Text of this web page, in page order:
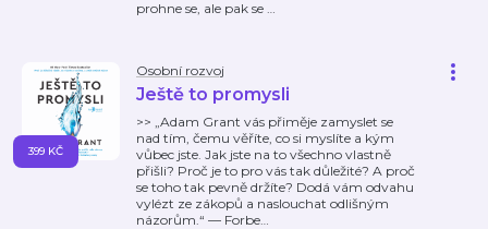
prohne se, ale pak se …
Osobní rozvoj
Ještě to promysli
>> „Adam Grant vás přiměje zamyslet se
nad tím, čemu věříte, co si myslíte a kým
vůbec jste. Jak jste na to všechno vlastně
přišli? Proč je to pro vás tak důležité? A proč
se toho tak pevně držíte? Dodá vám odvahu
vylézt ze zákopů a naslouchat odlišným
názorům.“ — Forbe…
399 KČ